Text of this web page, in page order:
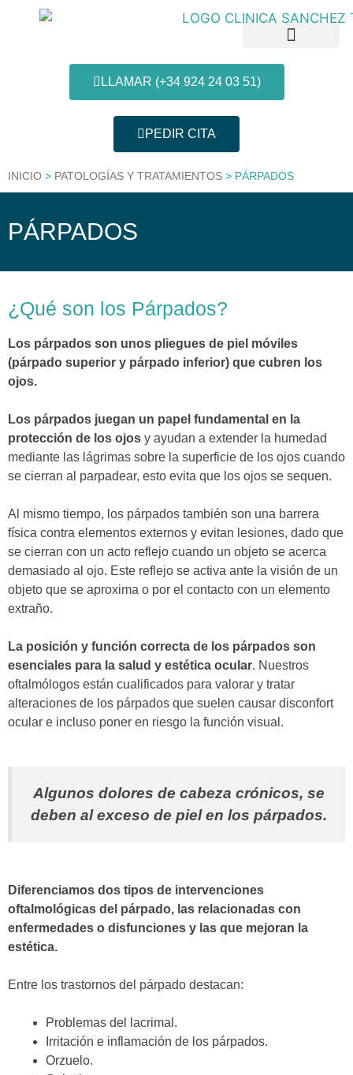
LLAMAR (+34 924 24 03 51)
PEDIR CITA
INICIO > PATOLOGÍAS Y TRATAMIENTOS > PÁRPADOS
PÁRPADOS
¿Qué son los Párpados?
Los párpados son unos pliegues de piel móviles
(párpado superior y párpado inferior) que cubren los
ojos.
Los párpados juegan un papel fundamental en la
protección de los ojos y ayudan a extender la humedad
mediante las lágrimas sobre la superficie de los ojos cuando
se cierran al parpadear, esto evita que los ojos se sequen.
Al mismo tiempo, los párpados también son una barrera
física contra elementos externos y evitan lesiones, dado que
se cierran con un acto reflejo cuando un objeto se acerca
demasiado al ojo. Este reflejo se activa ante la visión de un
objeto que se aproxima o por el contacto con un elemento
extraño.
La posición y función correcta de los párpados son
esenciales para la salud y estética ocular. Nuestros
oftalmólogos están cualificados para valorar y tratar
alteraciones de los párpados que suelen causar disconfort
ocular e incluso poner en riesgo la función visual.
Algunos dolores de cabeza crónicos, se
deben al exceso de piel en los párpados.
Diferenciamos dos tipos de intervenciones
oftalmológicas del párpado, las relacionadas con
enfermedades o disfunciones y las que mejoran la
estética.
Entre los trastornos del párpado destacan:
Problemas del lacrimal.
Irritación e inflamación de los párpados.
Orzuelo.